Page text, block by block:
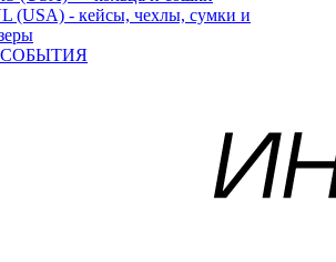
(USA) - кейсы, чехлы, сумки и